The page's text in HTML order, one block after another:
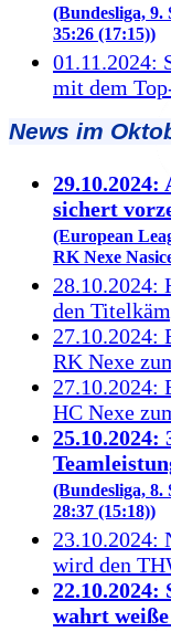
(Bundesliga, 9.
35:26 (17:15))
01.11.2024:
mit dem
News im
29.10.2024:
sichert
(European
RK Nexe
28.10.2024:
den
27.10.2024:
RK Nexe
27.10.2024:
HC Nexe
(Bundesliga,
28:37 (15:18))
23.10.2024:
wird den
wahrt